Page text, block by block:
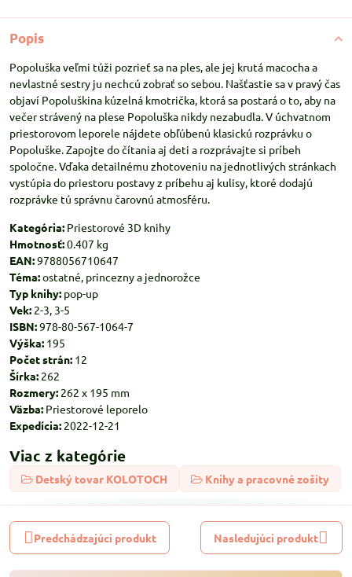
Popis
Popoluška veľmi túži pozrieť sa na ples, ale jej krutá macocha a
nevlastné sestry ju nechcú zobrať so sebou. Našťastie sa v pravý čas
objaví Popoluškina kúzelná kmotrička, ktorá sa postará o to, aby na
večer strávený na plese Popoluška nikdy nezabudla. V úchvatnom
priestorovom leporele nájdete obľúbenú klasickú rozprávku o
Popoluške. Zapojte do čítania aj deti a rozprávajte si príbeh
spoločne. Vďaka detailnému zhotoveniu na jednotlivých stránkach
vystúpia do priestoru postavy z príbehu aj kulisy, ktoré dodajú
rozprávke tú správnu čarovnú atmosféru.
Kategória: Priestorové 3D knihy
Hmotnosť:0.407 kg
EAN:9788056710647
Téma:ostatné, princezny a jednorožce
Typ knihy: pop-up
Vek: 2-3, 3-5
ISBN:978-80-567-1064-7
Výška: 195
Počet strán: 12
Šírka: 262
Rozmery: 262 x 195 mm
Väzba: Priestorové leporelo
Expedícia: 2022-12-21
Viac z kategórie
Detský tovar KOLOTOCH Knihy a pracovné zošity
Predchádzajúci produkt Nasledujúci produkt